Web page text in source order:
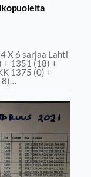
X 6 sarjaa Lahti
+ 1351 (18) +
1375 (0) +